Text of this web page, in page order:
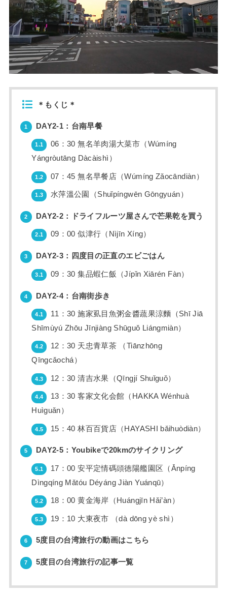
＊もくじ＊
1 DAY2-1：台南早餐
1.1
06：30 無名羊肉湯大菜市（Wúmíng
Yángròutāng Dàcàishì）
1.2 07：45 無名早餐店（Wúmíng Zǎocāndiàn）
1.3 水萍溫公園（Shuǐpíngwēn Gōngyuán）
2 DAY2-2：ドライフルーツ屋さんで芒果乾を買う
2.1 09：00 似津行（Nìjīn Xíng）
3 DAY2-3：四度目の正直のエビごはん
3.1 09：30 集品蝦仁飯（Jípǐn Xiārén Fàn）
4 DAY2-4：台南街歩き
4.1
11：30 施家虱目魚粥金醬蔬果涼麵（Shī Jiā
Shīmùyú Zhōu Jīnjiàng Shūguǒ Liángmiàn）
4.2
12：30 天忠青草茶 （Tiānzhōng
Qīngcǎochá）
4.3 12：30 清吉水果（Qīngjí Shuǐguǒ）
4.4
13：30 客家文化会館（HAKKA Wénhuà
Huìguǎn）
4.5 15：40 林百百貨店（HAYASHI bǎihuòdiàn）
5 DAY2-5：Youbikeで20kmのサイクリング
5.1
17：00 安平定情碼頭徳陽艦園区（Ānpíng
Dìngqíng Mǎtóu Déyáng Jiàn Yuánqū）
5.2 18：00 黄金海岸（Huángjīn Hǎi’àn）
5.3 19：10 大東夜市 （dà dōng yè shì）
6 5度目の台湾旅行の動画はこちら
7 5度目の台湾旅行の記事一覧